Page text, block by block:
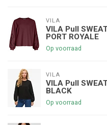
VILA
VILA Pull
PORT ROYALE
Op voorraad
VILA
VILA Pull
BLACK
Op voorraad